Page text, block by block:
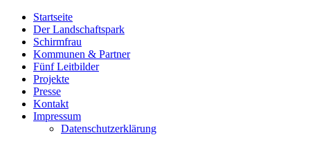
Inhalt
springen
Startseite
Der Landschaftspark
Schirmfrau
Kommunen & Partner
Fünf Leitbilder
Projekte
Presse
Kontakt
Impressum
Datenschutzerklärung